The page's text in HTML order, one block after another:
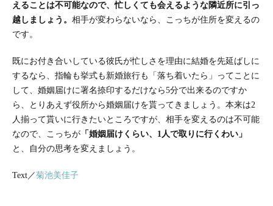
えることは不可能なので、忙しくても会えるような隣近所に引っ
越しましょう。 相手が変わらないなら、こっちが住所を変えるの
です。
既にお付き合いしている彼氏が忙しさを理由に結婚を先延ばしに
するなら、指輪も挙式も新婚旅行も「落ち着いたら」ってことに
して、婚姻届けに署名捺印するだけなら5分で出来るのですか
ら、とりあえず役所から婚姻届けを貰ってきましょう。本来は2
人揃って貰いに行きたいところですが、相手を変えるのは不可能
なので、こっちが 「婚姻届けくらい、1人で取りに行くわい」
と、自分の思考を変えましょう。
Text／菊池美佳子